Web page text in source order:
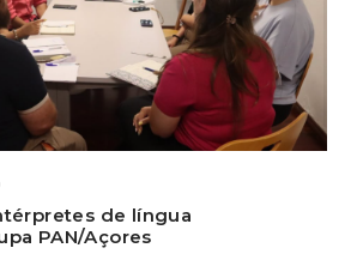
de língua
PAN/Açores